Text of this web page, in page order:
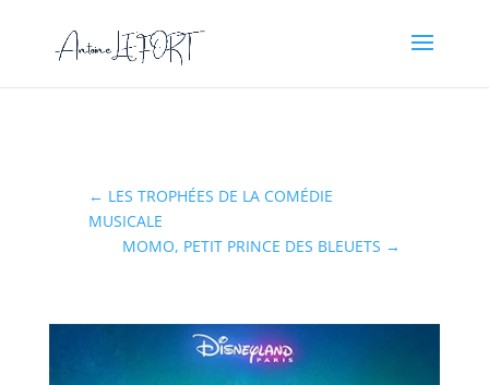
← LES TROPHÉES DE LA COMÉDIE
MUSICALE
MOMO, PETIT PRINCE DES BLEUETS →